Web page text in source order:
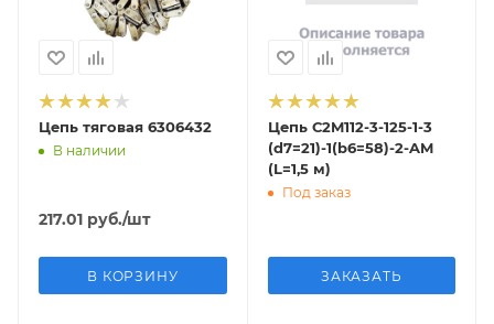
Цепь тяговая 6306432
В наличии
217.01 руб./шт
В КОРЗИНУ
Цепь С2M112-3-125-1-3
(d7=21)-1(b6=58)-2-AM
(L=1,5 м)
Под заказ
ЗАКАЗАТЬ